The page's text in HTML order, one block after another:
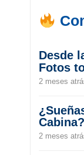
Desde
Fotos
2 meses
2 meses